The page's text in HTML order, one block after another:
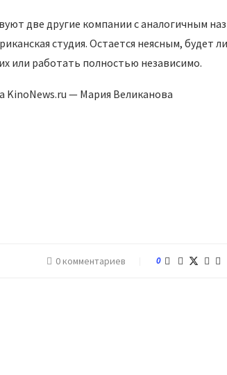
две другие компании с аналогичным
студия. Остается неясным, будет
или работать полностью независимо.
KinoNews.ru — Мария Великанова
0 комментариев 0